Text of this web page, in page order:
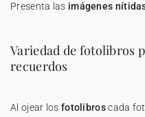
Presenta las imágenes
Variedad de fotolibros
recuerdos
Al ojear los fotolibroscada